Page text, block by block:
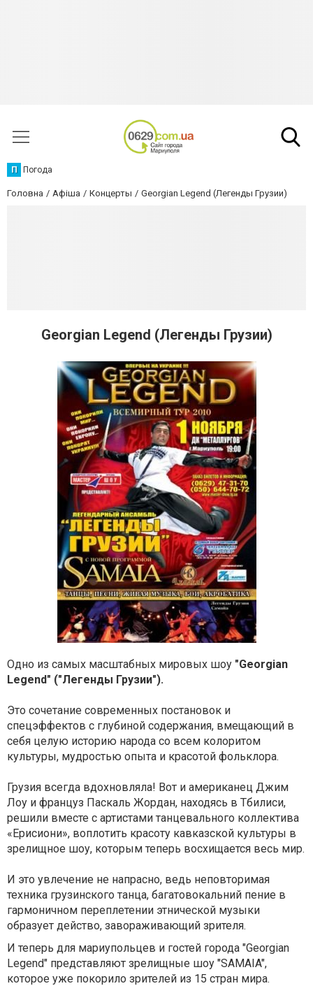
П Погода
Головна Афіша Концерты Georgian Legend (Легенды Грузии)
Georgian Legend (Легенды Грузии)
Одно из самых масштабных мировых шоу "Georgian
Legend" ("Легенды Грузии").
Это сочетание современных постановок и
спецэффектов с глубиной содержания, вмещающий в
себя целую историю народа со всем колоритом
культуры, мудростью опыта и красотой фольклора.
Грузия всегда вдохновляла! Вот и американец Джим
Лоу и француз Паскаль Жордан, находясь в Тбилиси,
решили вместе с артистами танцевального коллектива
«Ерисиони», воплотить красоту кавказской культуры в
зрелищное шоу, которым теперь восхищается весь мир.
И это увлечение не напрасно, ведь неповторимая
техника грузинского танца, багатовокальний пение в
гармоничном переплетении этнической музыки
образует действо, завораживающий зрителя.
И теперь для мариупольцев и гостей города "Georgian
Legend" представляют зрелищные шоу "SAMAIA",
которое уже покорило зрителей из 15 стран мира.